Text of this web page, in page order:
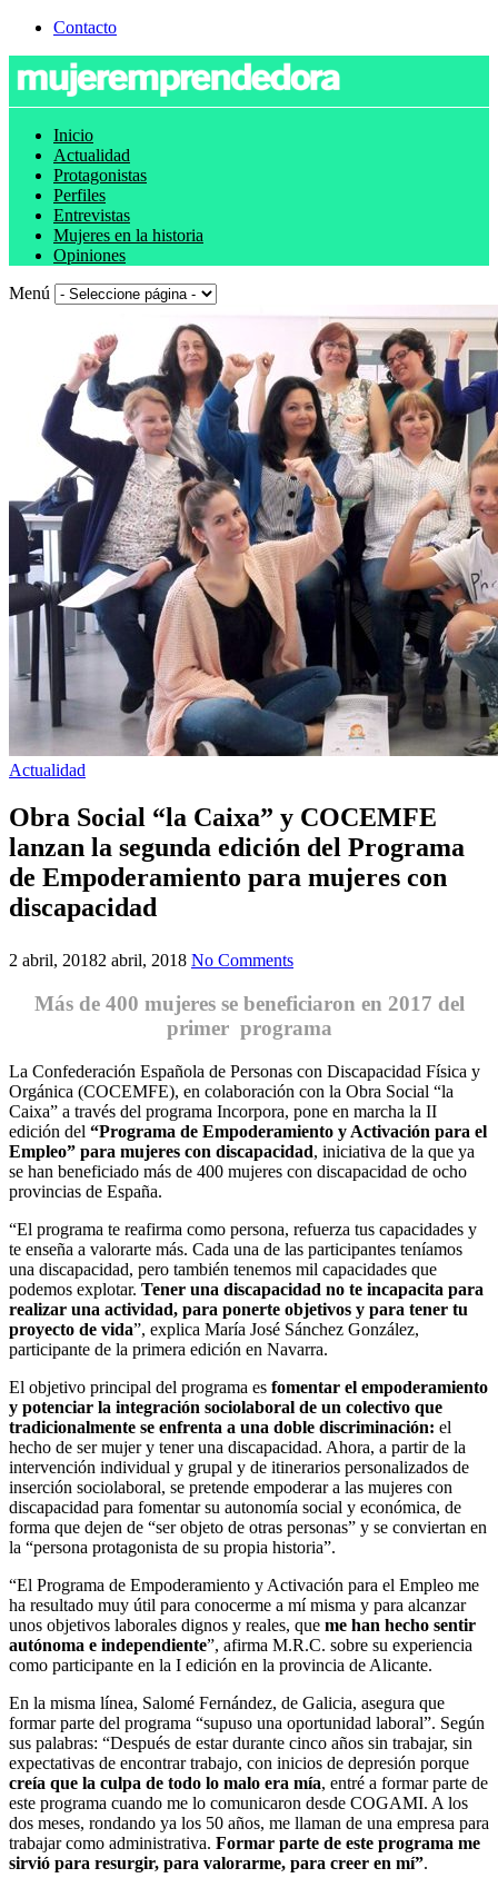
Contacto
Inicio
Actualidad
Protagonistas
Perfiles
Entrevistas
Mujeres en la historia
Opiniones
Menú
Actualidad
Obra Social “la Caixa” y COCEMFE
lanzan la segunda edición del Programa
de Empoderamiento para mujeres con
discapacidad
2 abril, 20182 abril, 2018 No Comments
Más de 400 mujeres se beneficiaron en 2017 del
primer programa
La Confederación Española de Personas con Discapacidad Física y
Orgánica (COCEMFE), en colaboración con la Obra Social “la
Caixa” a través del programa Incorpora, pone en marcha la II
edición del “Programa de Empoderamiento y Activación para el
Empleo” para mujeres con discapacidad, iniciativa de la que ya
se han beneficiado más de 400 mujeres con discapacidad de ocho
provincias de España.
“El programa te reafirma como persona, refuerza tus capacidades y
te enseña a valorarte más. Cada una de las participantes teníamos
una discapacidad, pero también tenemos mil capacidades que
podemos explotar. Tener una discapacidad no te incapacita para
realizar una actividad, para ponerte objetivos y para tener tu
proyecto de vida”, explica María José Sánchez González,
participante de la primera edición en Navarra.
El objetivo principal del programa es fomentar el empoderamiento
y potenciar la integración sociolaboral de un colectivo que
tradicionalmente se enfrenta a una doble discriminación: el
hecho de ser mujer y tener una discapacidad. Ahora, a partir de la
intervención individual y grupal y de itinerarios personalizados de
inserción sociolaboral, se pretende empoderar a las mujeres con
discapacidad para fomentar su autonomía social y económica, de
forma que dejen de “ser objeto de otras personas” y se conviertan en
la “persona protagonista de su propia historia”.
“El Programa de Empoderamiento y Activación para el Empleo me
ha resultado muy útil para conocerme a mí misma y para alcanzar
unos objetivos laborales dignos y reales, que me han hecho sentir
autónoma e independiente”, afirma M.R.C. sobre su experiencia
como participante en la I edición en la provincia de Alicante.
En la misma línea, Salomé Fernández, de Galicia, asegura que
formar parte del programa “supuso una oportunidad laboral”. Según
sus palabras: “Después de estar durante cinco años sin trabajar, sin
expectativas de encontrar trabajo, con inicios de depresión porque
creía que la culpa de todo lo malo era mía, entré a formar parte de
este programa cuando me lo comunicaron desde COGAMI. A los
dos meses, rondando ya los 50 años, me llaman de una empresa para
trabajar como administrativa. Formar parte de este programa me
sirvió para resurgir, para valorarme, para creer en mí”.